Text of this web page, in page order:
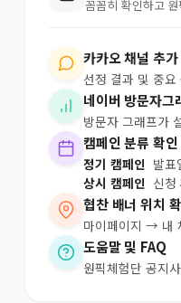
꼼꼼히 확인하고
카카오 채널 추가
선정 결과 및 중
네이버 방문자그
방문자 그래프가
캠페인 분류 확인
정기 캠페인 발표
상시 캠페인 신청
협찬 배너 위치
마이페이지 → 내
도움말 및 FAQ
원픽체험단 공지